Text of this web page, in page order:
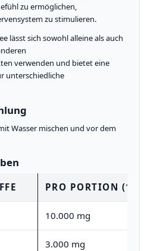
zu ermöglichen,
zu stimulieren.
lässt sich sowohl alleine als auch
verwenden und bietet eine
unterschiedliche
Wasser mischen und vor dem
PRO PORTION (16,5
10.000 mg
3.000 mg